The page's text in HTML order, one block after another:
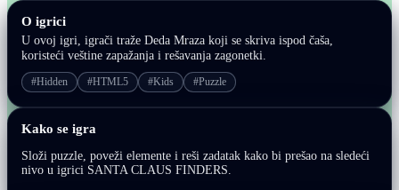
O igrici
U ovoj igri, igrači traže Deda Mraza koji se skriva ispod čaša,
koristeći veštine zapažanja i rešavanja zagonetki.
#Hidden #HTML5 #Kids #Puzzle
Kako se igra
Složi puzzle, poveži elemente i reši zadatak kako bi prešao na sledeći
nivo u igrici SANTA CLAUS FINDERS.